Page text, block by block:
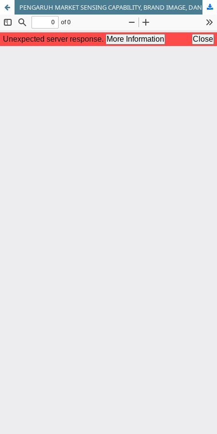
PENGARUH MARKET SENSING CAPABILITY, BRAND IMAGE, DAN KNOWLEDGE SHARING YANG DIMEDIASI OLEH INNOVATION TERHADAP MARKETING PERFORMANCE